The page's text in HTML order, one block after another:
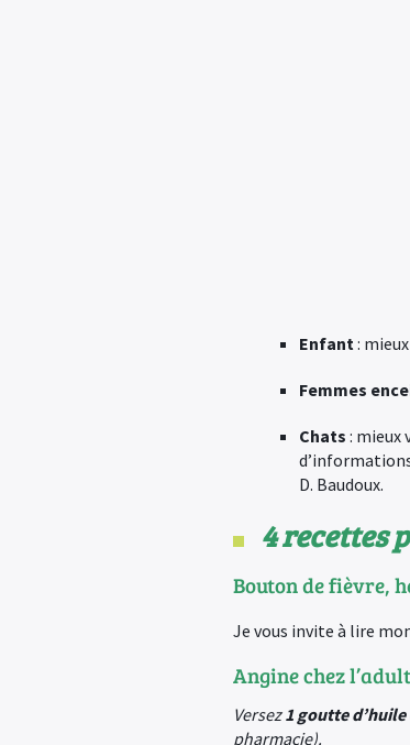
Enfant:
Femmes
Chats : mieux
D. Baudoux.
4 recettes
Bouton de fièvre,
Je vous invite à lire
Angine chez
Versez1 goutte
pharmacie).